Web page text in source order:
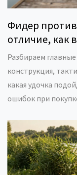
Фидер
отличие, как
Разбираем
конструкция,
какая удочка
ошибок при